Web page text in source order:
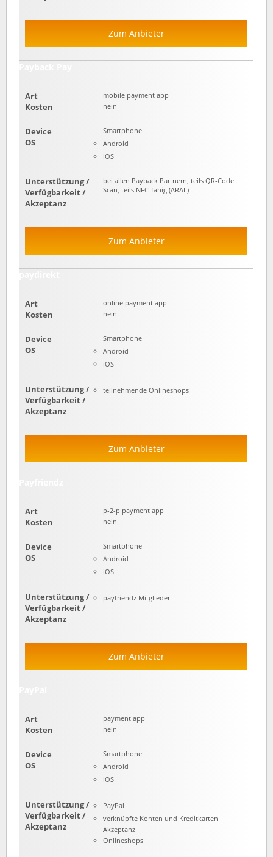
Zum Anbieter
Art mobile payment app
Kosten nein
Device Smartphone
OS
Android
iOS
Unterstützung /
Verfügbarkeit /
Akzeptanz
bei allen Payback Partnern, teils QR-Code
Scan, teils NFC-fähig (ARAL)
Zum Anbieter
Art online payment app
Kosten nein
Device Smartphone
OS
Android
iOS
Unterstützung /
Verfügbarkeit /
Akzeptanz
teilnehmende Onlineshops
Zum Anbieter
Art p-2-p payment app
Kosten nein
Device Smartphone
OS
Android
iOS
Unterstützung /
Verfügbarkeit /
Akzeptanz
payfriendz Mitglieder
Zum Anbieter
Art payment app
Kosten nein
Device Smartphone
OS
Android
iOS
Unterstützung /
Verfügbarkeit /
Akzeptanz
PayPal
verknüpfte Konten und Kreditkarten
Akzeptanz
Onlineshops